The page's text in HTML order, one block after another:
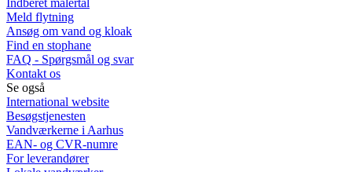
Meld flytning
Ansøg om vand og kloak
Find en stophane
FAQ - Spørgsmål og svar
Kontakt os
Se også
International website
Besøgstjenesten
Vandværkerne i Aarhus
EAN- og CVR-numre
For leverandører